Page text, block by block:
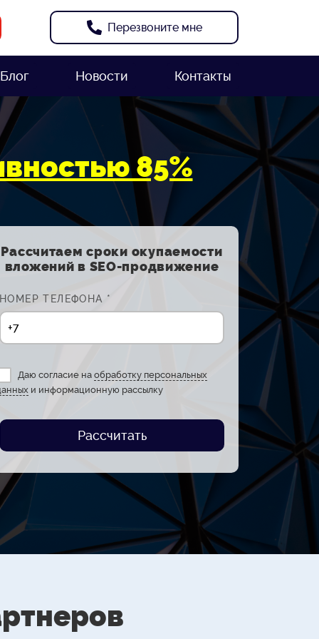
Перезвоните мне
Блог Новости Контакты
85%
Рассчитаем сроки окупаемости
вложений в SEO-продвижение
НОМЕР ТЕЛЕФОНА *
Даю согласие на обработку персональных
и информационную рассылку
Рассчитать